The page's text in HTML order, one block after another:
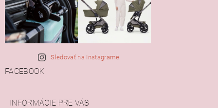
Sledovať na Instagrame
FACEBOOK
INFORMÁCIE PRE VÁS